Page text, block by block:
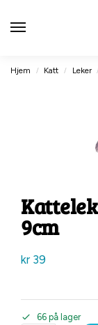
Hjem / Katt / Leker
9cm
kr39
66 på lager